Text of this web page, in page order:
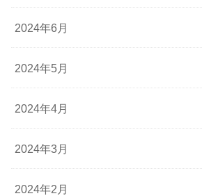
2024年6月
2024年5月
2024年4月
2024年3月
2024年2月